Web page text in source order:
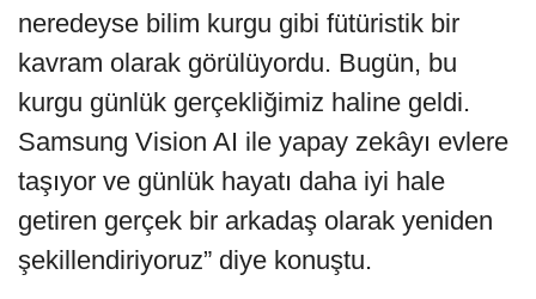
neredeyse bilim kurgu gibi fütüristik bir
kavram olarak görülüyordu. Bugün, bu
kurgu günlük gerçekliğimiz haline geldi.
Samsung Vision AI ile yapay zekâyı evlere
taşıyor ve günlük hayatı daha iyi hale
getiren gerçek bir arkadaş olarak yeniden
şekillendiriyoruz” diye konuştu.